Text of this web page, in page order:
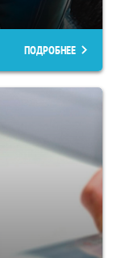
ПОДРОБНЕЕ